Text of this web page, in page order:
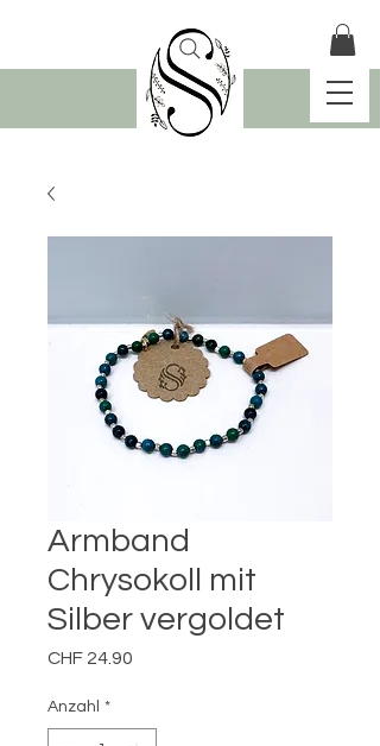
Armband
Chrysokoll mit
Silber vergoldet
CHF 24.90
Anzahl *